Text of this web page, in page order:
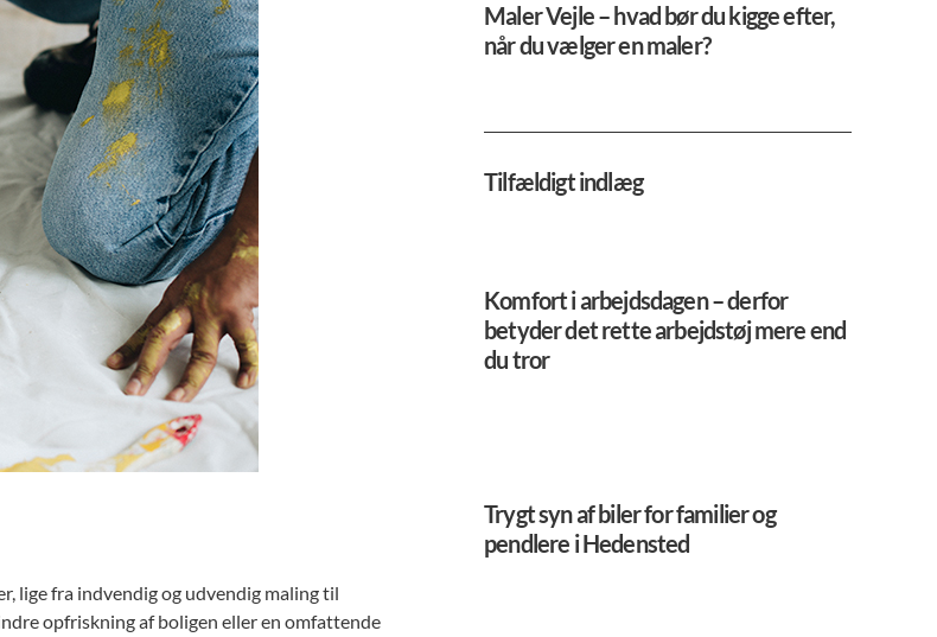
lige fra indvendig og udvendig maling til
opfriskning af boligen eller en omfattende
Maler Vejle – hvad bør du kigge efter,
når du vælger en maler?
Tilfældigt indlæg
Komfort i arbejdsdagen – derfor
betyder det rette arbejdstøj mere end
du tror
Trygt syn af biler for familier og
pendlere i Hedensted